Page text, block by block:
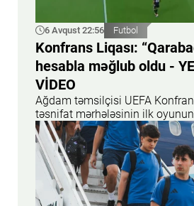
6 Avqust 22:56 Futbol
Konfrans Liqası:
hesabla məğlub oldu -
VİDEO
Ağdam təmsilçisi UEFA Konfrans
təsnifat mərhələsinin ilk